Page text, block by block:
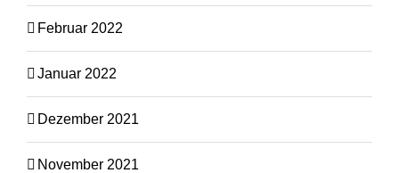
Februar 2022
Januar 2022
Dezember 2021
November 2021